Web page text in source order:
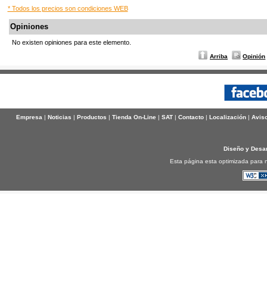
* Todos los precios son condiciones WEB
Opiniones
No existen opiniones para este elemento.
Arriba Opinión
Empresa| Noticias | Productos | Tienda On-Line | SAT| Contacto| Localización|
Diseño y
Esta página esta optimizada para